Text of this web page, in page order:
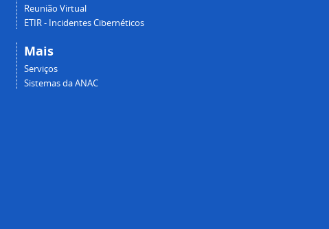
Reunião Virtual
ETIR - Incidentes Cibernéticos
Mais
Serviços
Sistemas da ANAC